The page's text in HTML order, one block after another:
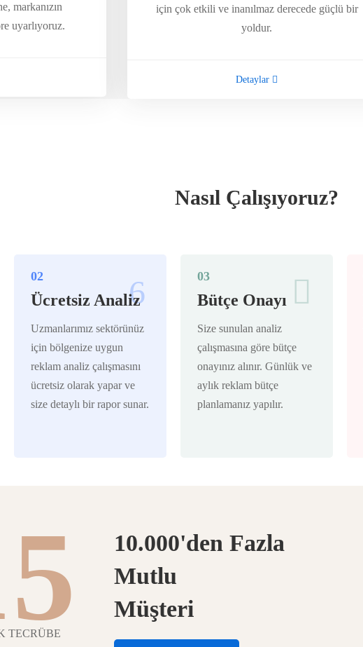
markanızın
uyarlıyoruz.
için çok etkili ve inanılmaz derecede güçlü bir
yoldur.
Detaylar
Nasıl Çalışıyoruz?
02
Ücretsiz Analiz
Uzmanlarımız sektörünüz
için bölgenize uygun
reklam analiz çalışmasını
ücretsiz olarak yapar ve
size detaylı bir rapor sunar.
03
Bütçe Onayı
Size sunulan analiz
çalışmasına göre bütçe
onayınız alınır. Günlük ve
aylık reklam bütçe
planlamanız yapılır.
10.000'den Fazla
Mutlu
Müşteri